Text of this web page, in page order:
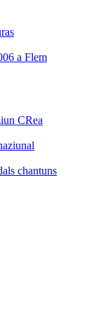
a Flem
CRea
chantuns